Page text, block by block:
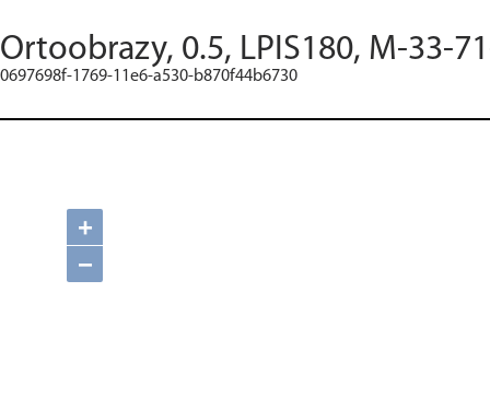
Ortoobrazy, 0.5, LPIS180, M-33-
0697698f-1769-11e6-a530-b870f44b6730
+
−